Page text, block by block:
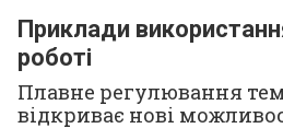
Приклади
роботі
Плавне регулювання
відкриває нові